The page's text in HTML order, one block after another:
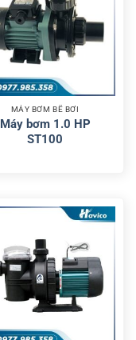
MÁY BƠM BỂ BƠI
Máy bơm 1.0 HP
ST100